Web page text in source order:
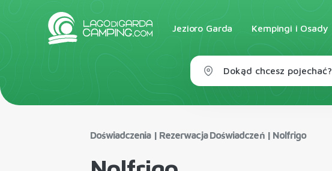
Jezioro Garda Kempingi i Osady
Dokąd chcesz pojechać?
Doświadczenia| Rezerwacja Doświadczeń| Nolfrigo